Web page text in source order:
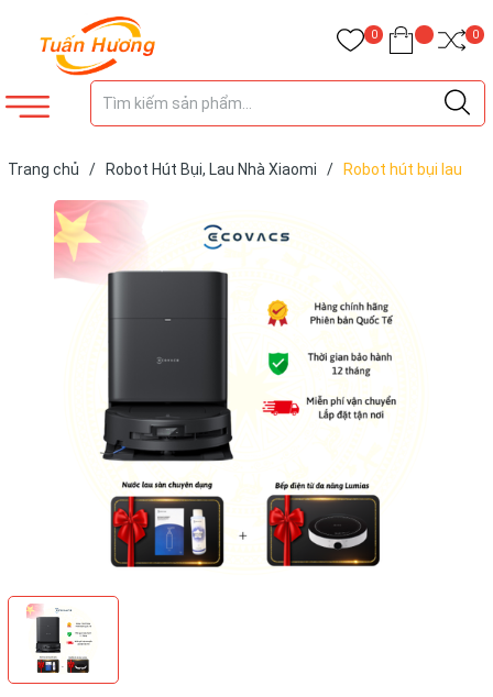
0 0
Trang chủ / Robot Hút Bụi, Lau Nhà Xiaomi /
Robot hút bụi lau